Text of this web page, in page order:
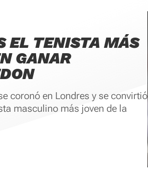
EL TENISTA MÁS
GANAR
coronó en Londres y se convirtió
masculino más joven de la